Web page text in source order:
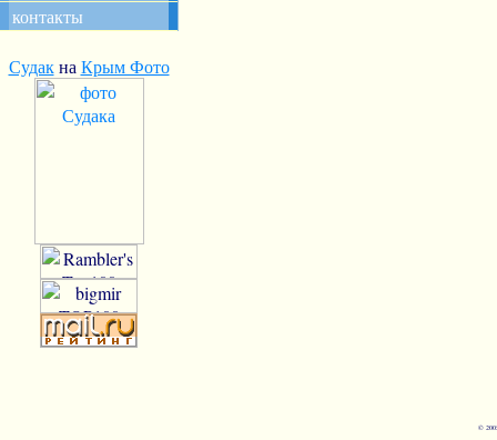
контакты
Судакна Крым Фото
©